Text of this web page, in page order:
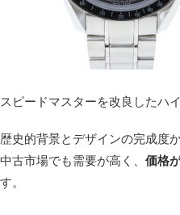
スピードマスターを改良したハ
歴史的背景とデザインの完成度
中古市場でも需要が高く、 価格
す。